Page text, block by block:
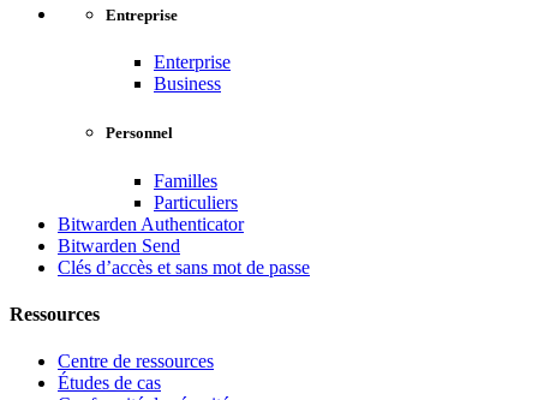
Entreprise
Enterprise
Business
Personnel
Familles
Particuliers
Bitwarden Authenticator
Bitwarden Send
Clés d’accès et sans mot de passe
Ressources
Centre de ressources
Études de cas